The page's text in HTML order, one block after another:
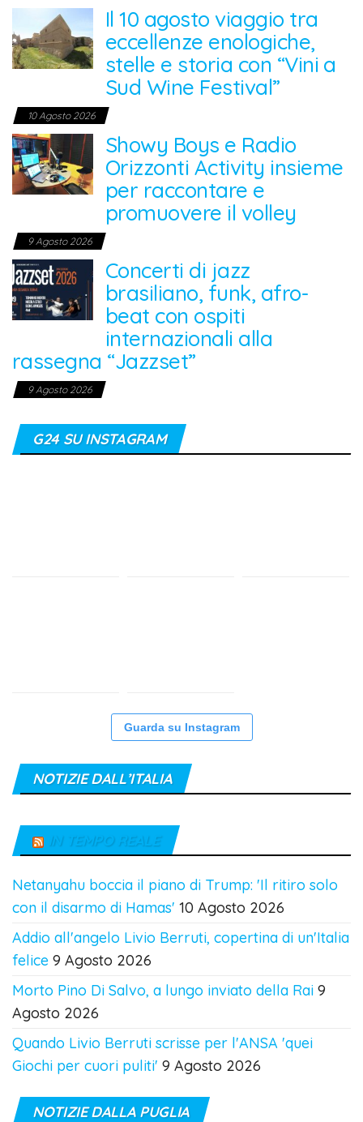
Il 10 agosto viaggio tra
eccellenze enologiche,
stelle e storia con “Vini a
Sud Wine Festival”
10 Agosto 2026
Showy Boys e Radio
Orizzonti Activity insieme
per raccontare e
promuovere il volley
9 Agosto 2026
Concerti di jazz
brasiliano, funk, afro-
beat con ospiti
internazionali alla
rassegna “Jazzset”
9 Agosto 2026
G24 SU INSTAGRAM
Guarda su Instagram
NOTIZIE DALL’ITALIA
IN TEMPO REALE
Netanyahu boccia il piano di Trump: 'Il ritiro solo
con il disarmo di Hamas' 10 Agosto 2026
Addio all'angelo Livio Berruti, copertina di un'Italia
felice 9 Agosto 2026
Morto Pino Di Salvo, a lungo inviato della Rai 9
Agosto 2026
Quando Livio Berruti scrisse per l'ANSA 'quei
Giochi per cuori puliti' 9 Agosto 2026
NOTIZIE DALLA PUGLIA